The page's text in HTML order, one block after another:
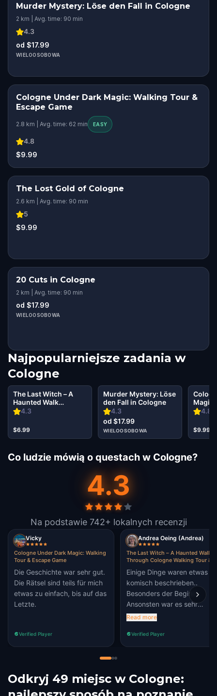
Murder Mystery: Löse den Fall in Cologne
2 km | Avg. time: 90 min
4.3
od $17.99
WIELOOSOBOWA
Cologne Under Dark Magic: Walking Tour &
Escape Game
2.8 km | Avg. time: 62 min EASY
4.8
$9.99
The Lost Gold of Cologne
2.6 km | Avg. time: 90 min
5
$9.99
20 Cuts in Cologne
2 km | Avg. time: 90 min
od $17.99
WIELOOSOBOWA
Najpopularniejsze zadania w
Cologne
4.3
The Last Witch – A
Haunted Walk
Through Cologne
Escape Game
$6.99
4.3
Murder Mystery: Löse
den Fall in Cologne
od $17.99
WIELOOSOBOWA
4.8
Magic:
$9.99
Co ludzie mówią o questach w Cologne?
4.3
Na podstawie 742+ lokalnych recenzji
Vicky
Cologne Under Dark Magic: Walking
Tour & Escape Game
Die Geschichte war sehr gut.
Die Rätsel sind teils für mich
etwas zu einfach, bis auf das
Letzte.
Verified Player
Andrea Oeing (Andrea)
The Last Witch – A Haunted Walk
Through Cologne Walking Tour &
Einige Dinge waren etwas
komisch beschrieben..
Besonders der Beginn.
Ansonsten war es sehr
unterhaltsam.
Read more
Verified Player
Odkryj 49 miejsc w Cologne: